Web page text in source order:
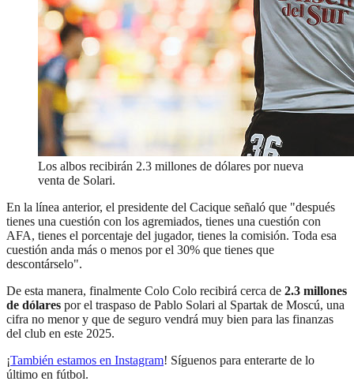
Los albos recibirán 2.3 millones de dólares por nueva
venta de Solari.
En la línea anterior, el presidente del Cacique señaló que "después
tienes una cuestión con los agremiados, tienes una cuestión con
AFA, tienes el porcentaje del jugador, tienes la comisión. Toda esa
cuestión anda más o menos por el 30% que tienes que
descontárselo".
De esta manera, finalmente Colo Colo recibirá cerca de 2.3 millones
de dólares por el traspaso de Pablo Solari al Spartak de Moscú, una
cifra no menor y que de seguro vendrá muy bien para las finanzas
del club en este 2025.
¡También estamos en Instagram! Síguenos para enterarte de lo
último en fútbol.